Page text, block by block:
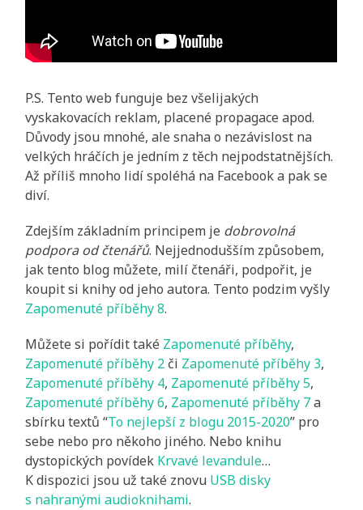
P.S. Tento web funguje bez všelijakých
vyskakovacích reklam, placené propagace apod.
Důvody jsou mnohé, ale snaha o nezávislost na
velkých hráčích je jedním z těch nejpodstatnějších.
Až příliš mnoho lidí spoléhá na Facebook a pak se
diví.
Zdejším základním principem je dobrovolná
podpora od čtenářů. Nejjednodušším způsobem,
jak tento blog můžete, milí čtenáři, podpořit, je
koupit si knihy od jeho autora. Tento podzim vyšly
Zapomenuté příběhy 8.
Můžete si pořídit také Zapomenuté příběhy,
Zapomenuté příběhy 2 či Zapomenuté příběhy 3,
Zapomenuté příběhy 4, Zapomenuté příběhy 5,
Zapomenuté příběhy 6, Zapomenuté příběhy 7a
sbírku textů “To nejlepší z blogu 2015-2020” pro
sebe nebo pro někoho jiného. Nebo knihu
dystopických povídek Krvavé levandule…
K dispozici jsou už také znovu USB disky
s nahranými audioknihami.